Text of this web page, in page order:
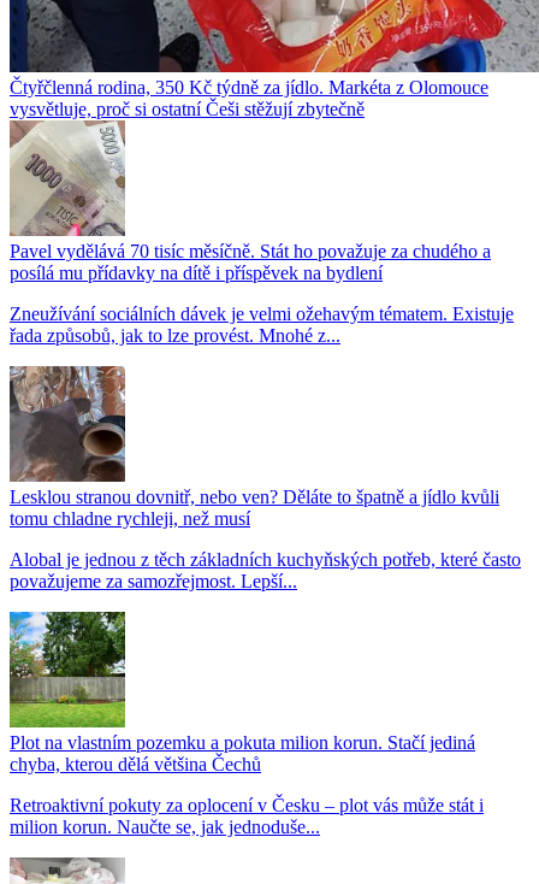
Čtyřčlenná rodina, 350 Kč týdně za jídlo. Markéta z Olomouce
vysvětluje, proč si ostatní Češi stěžují zbytečně
Pavel vydělává 70 tisíc měsíčně. Stát ho považuje za chudého a
posílá mu přídavky na dítě i příspěvek na bydlení
Zneužívání sociálních dávek je velmi ožehavým tématem. Existuje
řada způsobů, jak to lze provést. Mnohé z...
Lesklou stranou dovnitř, nebo ven? Děláte to špatně a jídlo kvůli
tomu chladne rychleji, než musí
Alobal je jednou z těch základních kuchyňských potřeb, které často
považujeme za samozřejmost. Lepší...
Plot na vlastním pozemku a pokuta milion korun. Stačí jediná
chyba, kterou dělá většina Čechů
Retroaktivní pokuty za oplocení v Česku – plot vás může stát i
milion korun. Naučte se, jak jednoduše...